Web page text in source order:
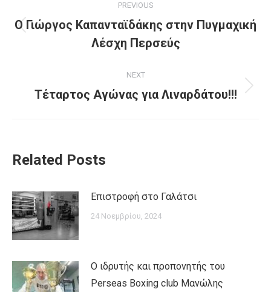
navigation
PREVIOUS
Previous
post:
Ο Γιώργος Καπανταϊδάκης στην Πυγμαχική
Λέσχη Περσεύς
NEXT
Next
Τέταρτος Αγώνας για Λιναρδάτου!!!
Related Posts
Επιστροφή στο Γαλάτσι
24 Νοεμβρίου, 2024
Ο ιδρυτής και προπονητής του
Perseas Boxing club Μανώλης